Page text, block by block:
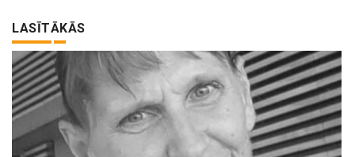
LASĪTĀKĀS